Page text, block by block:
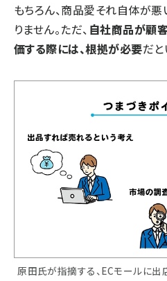
もちろん、商品愛それ自体が
りません。ただ、 自社商品が顧
価する際には、根拠が必要だと
原田氏が指摘する、ECモールに出